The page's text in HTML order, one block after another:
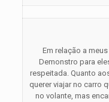
Em relação a
Demonstro para
respeitada. Quanto
querer viajar no carro
no volante, mas